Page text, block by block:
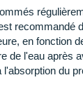
recommandé
en fonction
de l'eau après
du